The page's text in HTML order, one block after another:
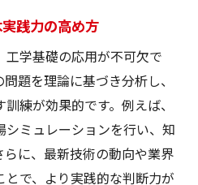
践力の高め方
学基礎の応用が不可欠で
題を理論に基づき分析し、
練が効果的です。例えば、
シミュレーションを行い、知
に、最新技術の動向や業界
で、より実践的な判断力が